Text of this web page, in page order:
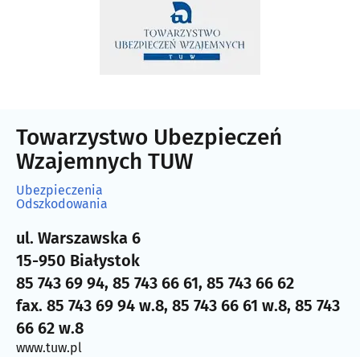
Towarzystwo Ubezpieczeń
Wzajemnych TUW
Ubezpieczenia
Odszkodowania
ul. Warszawska 6
15-950 Białystok
85 743 69 94, 85 743 66 61, 85 743 66 62
fax. 85 743 69 94 w.8, 85 743 66 61 w.8, 85 743
66 62 w.8
www.tuw.pl